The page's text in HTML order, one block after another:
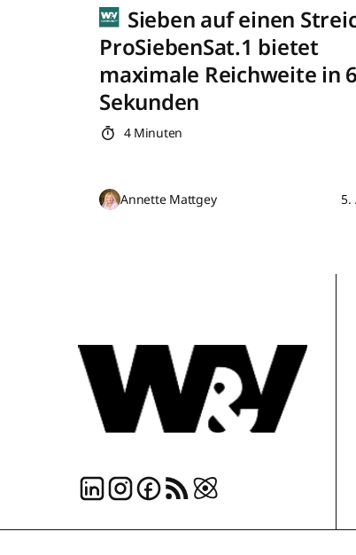
Sieben auf einen
ProSiebenSat.1 bietet
maximale Reichweite in
Sekunden
4 Minuten
Annette Mattgey 5.